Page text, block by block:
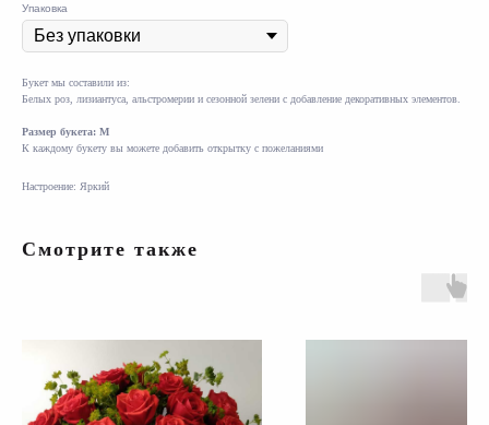
Упаковка
Букет мы составили из:
Белых роз, лизиантуса, альстромерии и сезонной зелени с добавление декоративных элементов.
Размер букета: М
К каждому букету вы можете добавить открытку с пожеланиями
Настроение: Яркий
Смотрите также